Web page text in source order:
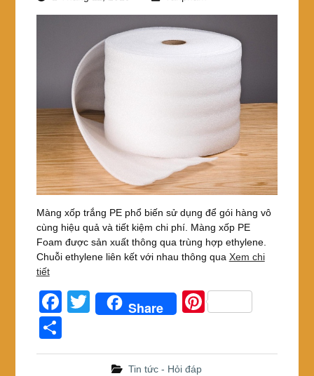
Màng xốp trắng PE phổ biến sử dụng để gói hàng vô
cùng hiệu quả và tiết kiệm chi phí. Màng xốp PE
Foam được sản xuất thông qua trùng hợp ethylene.
Chuỗi ethylene liên kết với nhau thông qua Xem chi
tiết
F
a
c
T
tt
Share
Pi
er
h
Tin tức - Hỏi đáp